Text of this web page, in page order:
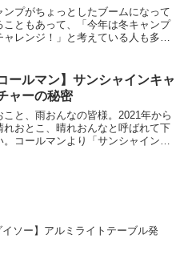
ンプがちょっとしたブームになって
こともあって、「今年は冬キャンプ
ャレンジ！」と考えている人も多い
う。これ1つでオールシーズン
「コールマンのマルチレイ...
コールマン】サンシャインキャ
ャーの秘密
こと、雨おんなの皆様。2021年から
れおとこ、晴れおんなと呼ばれて下
。コールマンより「サンシャインキ
イソー】アルミライトテーブル発